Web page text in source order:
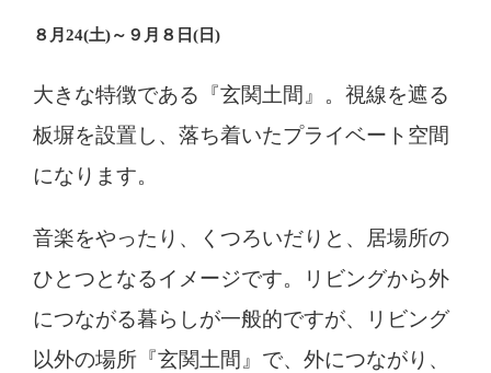
８月24(土)～９月８日(日)
大きな特徴である『玄関土間』。視線を遮る
板塀を設置し、落ち着いたプライベート空間
になります。
音楽をやったり、くつろいだりと、居場所の
ひとつとなるイメージです。リビングから外
につながる暮らしが一般的ですが、リビング
以外の場所『玄関土間』で、外につながり、